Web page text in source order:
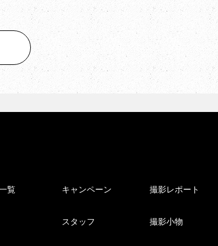
覧 キャンペーン 撮影レポート
スタッフ 撮影小物